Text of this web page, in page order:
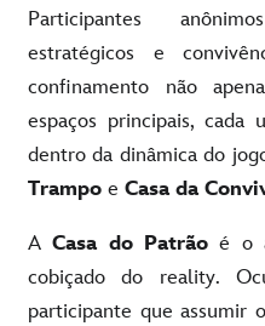
Participantes
estratégicos e
confinamento não
espaços principais, cada
dentro da dinâmica do
Trampo e Casa da
ACasa do Patrão é o
cobiçado do reality.
participante que assumir